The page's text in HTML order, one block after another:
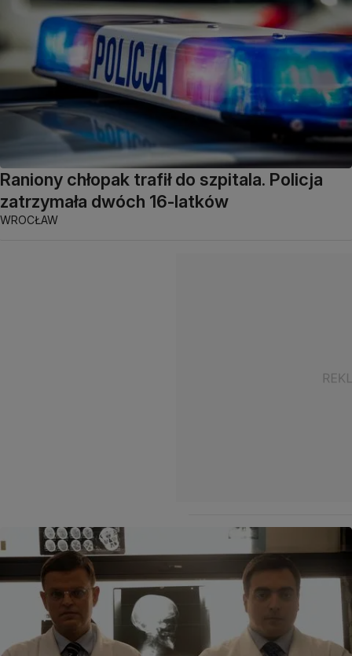
Raniony chłopak trafił do szpitala. Policja
zatrzymała dwóch 16-latków
WROCŁAW